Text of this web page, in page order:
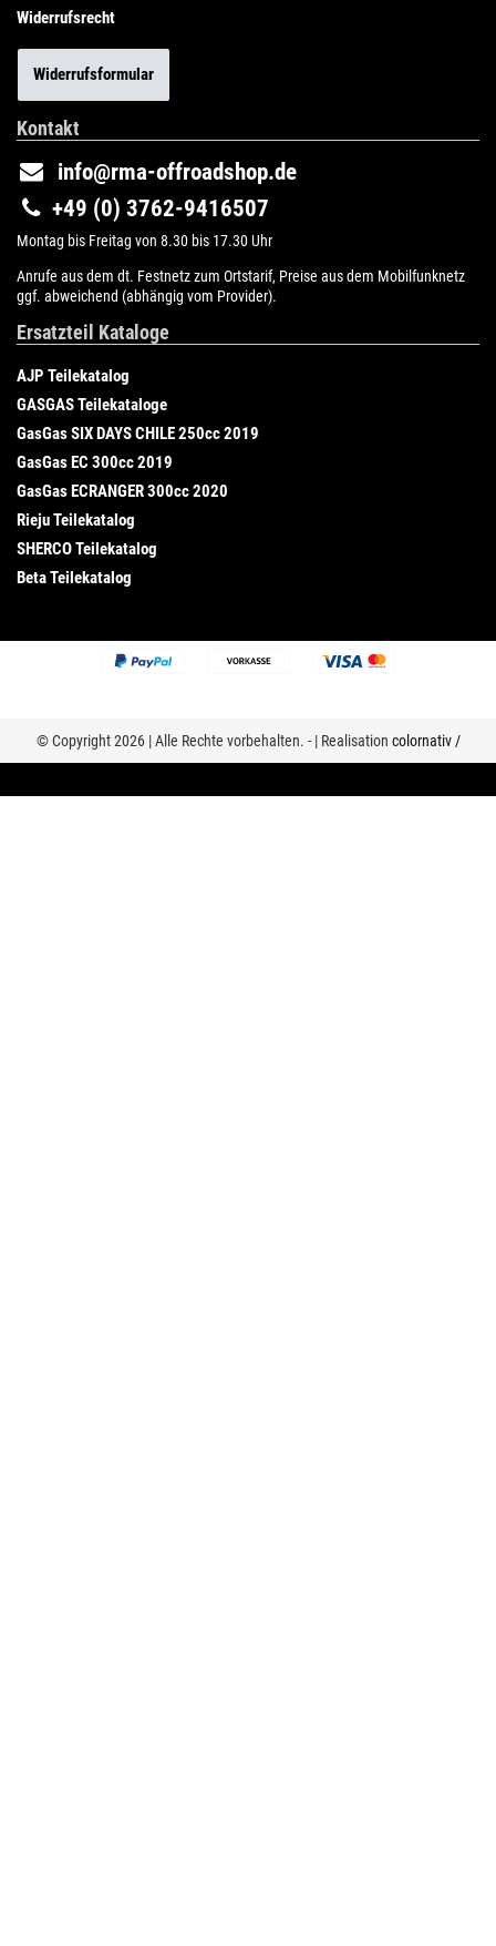
Widerrufsrecht
Widerrufsformular
Kontakt
info@rma-offroadshop.de
+49 (0) 3762-9416507
Montag bis Freitag von 8.30 bis 17.30 Uhr
Anrufe aus dem dt. Festnetz zum Ortstarif, Preise aus dem Mobilfunknetz
ggf. abweichend (abhängig vom Provider).
Ersatzteil Kataloge
AJP Teilekatalog
GASGAS Teilekataloge
GasGas SIX DAYS CHILE 250cc 2019
GasGas EC 300cc 2019
GasGas ECRANGER 300cc 2020
Rieju Teilekatalog
SHERCO Teilekatalog
Beta Teilekatalog
© Copyright 2026 | Alle Rechte vorbehalten. - | Realisation colornativ /